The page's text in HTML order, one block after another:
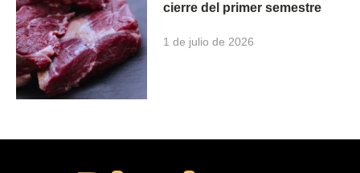
cierre del primer semestre
1 de julio de 2026